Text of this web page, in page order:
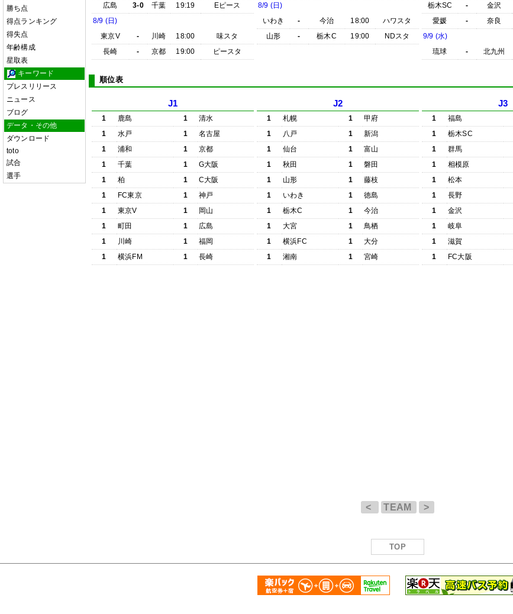
勝ち点
得点ランキング
得失点
年齢構成
星取表
キーワード
プレスリリース
ニュース
ブログ
データ・その他
ダウンロード
toto
試合
選手
広島
3-0 千葉 19:19
Eピース
8/9 (日)
東京V
- 川崎 18:00
味スタ
長崎
- 京都 19:00 ピースタ
8/9 (日)
いわき
- 今治 18:00
ハワスタ
山形
- 栃木C 19:00 NDスタ
栃木SC
- 金沢
愛媛
- 奈良
9/9 (水)
琉球
- 北九州
順位表
J1
1 鹿島 1
清水
1
水戸 1
名古屋
1
浦和 1
京都
1
千葉 1
G大阪
1
柏 1
C大阪
1
FC東京 1
神戸
1
東京V 1
岡山
1
町田 1
広島
1
川崎 1
福岡
1
横浜FM 1 長崎
J2
1 札幌 1
甲府
1
八戸 1
新潟
1
仙台 1
富山
1
秋田 1
磐田
1
山形 1
藤枝
1
いわき 1
徳島
1
栃木C 1
今治
1
大宮 1
鳥栖
1
横浜FC 1
大分
1
湘南 1 宮崎
J3
1 福島
1
栃木SC
1
群馬
1
相模原
1
松本
1
長野
1
金沢
1
岐阜
1
滋賀
1
FC大阪
< TEAM >
TOP